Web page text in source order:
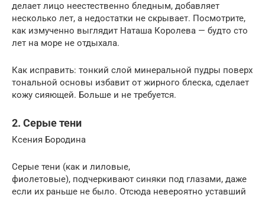
делает лицо неестественно бледным, добавляет
несколько лет, а недостатки не скрывает. Посмотрите,
как измученно выглядит Наташа Королева — будто сто
лет на море не отдыхала.
Как исправить: тонкий слой минеральной пудры поверх
тональной основы избавит от жирного блеска, сделает
кожу сияющей. Больше и не требуется.
2. Серые тени
Ксения Бородина
Серые тени (как и лиловые,
фиолетовые), подчеркивают синяки под глазами, даже
если их раньше не было. Отсюда невероятно уставший